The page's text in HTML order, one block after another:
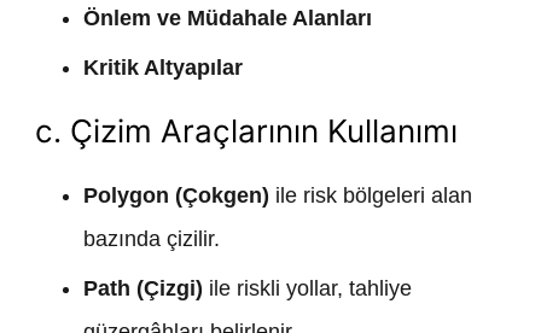
Önlem ve Müdahale Alanları
Kritik Altyapılar
c. Çizim Araçlarının Kullanımı
Polygon (Çokgen) ile risk bölgeleri alan
bazında çizilir.
Path (Çizgi) ile riskli yollar, tahliye